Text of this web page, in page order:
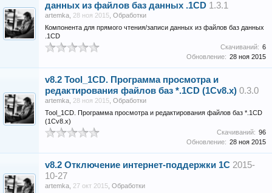
данных из файлов баз данных .1CD 1.3.1
artemka 28 ноя 2015 Обработки
Компонента для прямого чтения/записи данных из файлов баз данных
.1CD
Скачиваний: 6
Обновление: 28 ноя 2015
v8.2 Tool_1CD. Программа просмотра и
редактирования файлов баз *.1CD (1Сv8.x) 0.3.0
artemka 28 ноя 2015 Обработки
Tool_1CD. Программа просмотра и редактирования файлов баз *.1CD
(1Сv8.x)
Скачиваний: 96
Обновление: 28 ноя 2015
v8.2 Отключение интернет-поддержки 1С 2015-
10-27
artemka 27 окт 2015 Обработки